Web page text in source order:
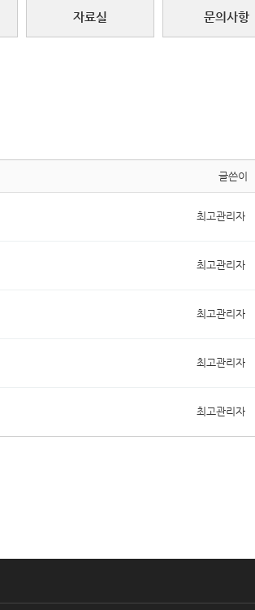
자료실 문의사항
글쓴이
최고관리자
최고관리자
최고관리자
최고관리자
최고관리자